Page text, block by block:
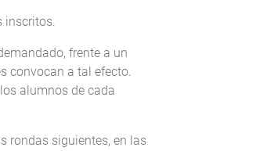
inscritos.
frente a un
convocan a tal efecto.
alumnos de cada
rondas siguientes, en las